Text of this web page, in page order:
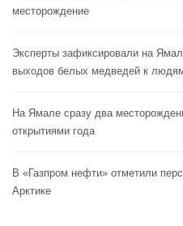
месторождение
Эксперты зафиксировали на
выходов белых медведей к
На Ямале сразу два
открытиями года
В «Газпром нефти» отметили
Арктике